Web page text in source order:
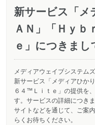
新サービス「
ＡＮ」「Ｈｙｂ
ｅ」につきまし
メディアウェイブシステム
新サービス「メディアひか
６４™Ｌｉｔｅ」の提供を
す。サービスの詳細につき
サイトなどを通じて、ご案
らくお待ちください。